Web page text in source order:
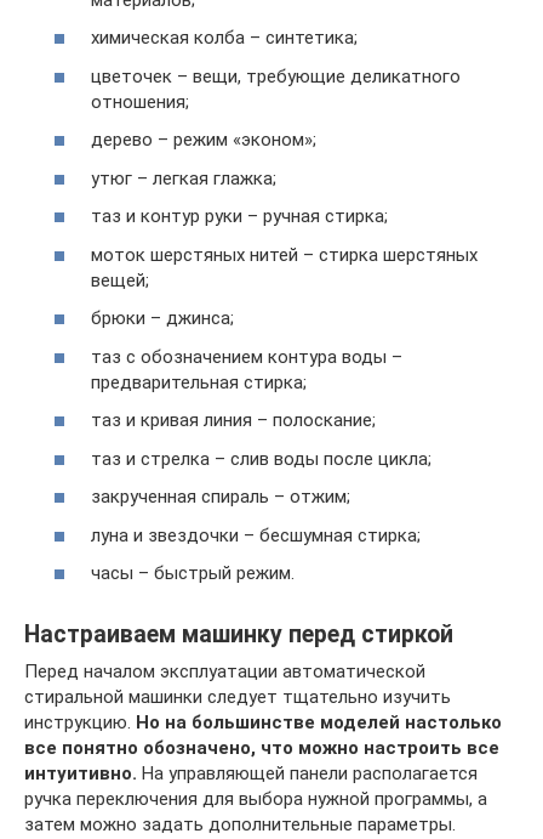
химическая колба – синтетика;
цветочек – вещи, требующие деликатного
отношения;
дерево – режим «эконом»;
утюг – легкая глажка;
таз и контур руки – ручная стирка;
моток шерстяных нитей – стирка шерстяных
вещей;
брюки – джинса;
таз с обозначением контура воды –
предварительная стирка;
таз и кривая линия – полоскание;
таз и стрелка – слив воды после цикла;
закрученная спираль – отжим;
луна и звездочки – бесшумная стирка;
часы – быстрый режим.
Настраиваем машинку перед стиркой
Перед началом эксплуатации автоматической
стиральной машинки следует тщательно изучить
инструкцию. Но на большинстве моделей настолько
все понятно обозначено, что можно настроить все
интуитивно. На управляющей панели располагается
ручка переключения для выбора нужной программы, а
затем можно задать дополнительные параметры.